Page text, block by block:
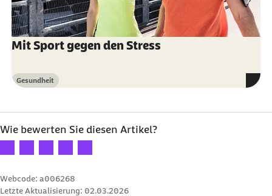
Mit Sport gegen den Stress
Kategorie
Gesundheit
Wie bewerten Sie diesen Artikel?
Ihre Bewertung: 1 Stern
Ihre Bewertung: 2 Sterne
Ihre Bewertung: 3 Sterne
Ihre Bewertung: 4 Sterne
Ihre Bewertung: 5 Sterne
Webcode: a006268
Letzte Aktualisierung: 02.03.2026